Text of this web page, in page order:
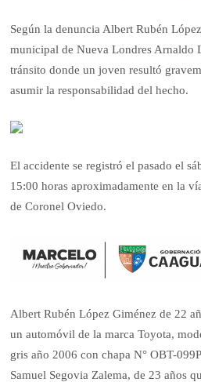
Según la denuncia Albert Rubén
municipal de Nueva Londres Arnaldo
tránsito donde un joven resultó
asumir la responsabilidad del hecho.
El accidente se registró el pasado el
15:00 horas aproximadamente en la
de Coronel Oviedo.
Albert Rubén López Giménez de 22
un automóvil de la marca Toyota,
gris año 2006 con chapa N° OBT-
Samuel Segovia Zalema, de 23 años